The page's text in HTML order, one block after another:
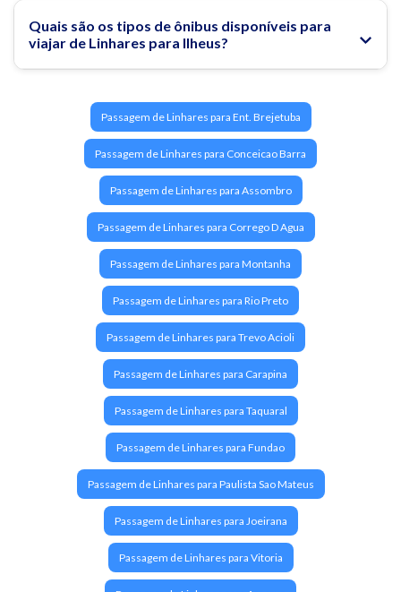
Quais são os tipos de ônibus disponíveis para
viajar de Linhares para Ilheus?
Passagem de Linhares para Ent. Brejetuba
Passagem de Linhares para Conceicao Barra
Passagem de Linhares para Assombro
Passagem de Linhares para Corrego D Agua
Passagem de Linhares para Montanha
Passagem de Linhares para Rio Preto
Passagem de Linhares para Trevo Acioli
Passagem de Linhares para Carapina
Passagem de Linhares para Taquaral
Passagem de Linhares para Fundao
Passagem de Linhares para Paulista Sao Mateus
Passagem de Linhares para Joeirana
Passagem de Linhares para Vitoria